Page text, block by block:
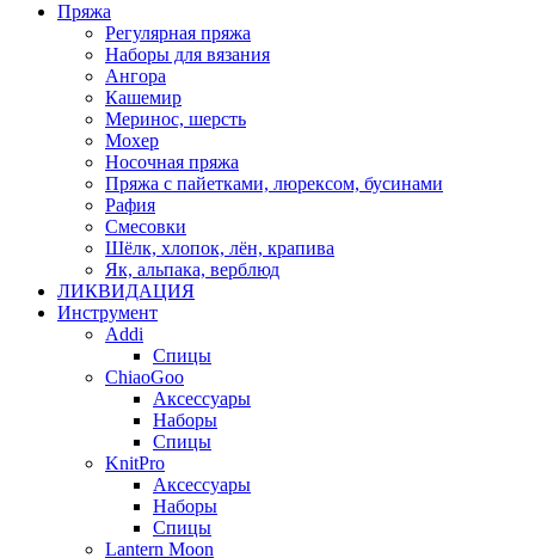
Пряжа
Регулярная пряжа
Наборы для вязания
Ангора
Кашемир
Меринос, шерсть
Мохер
Носочная пряжа
Пряжа с пайетками, люрексом, бусинами
Рафия
Смесовки
Шёлк, хлопок, лён, крапива
Як, альпака, верблюд
ЛИКВИДАЦИЯ
Инструмент
Addi
Спицы
ChiaoGoo
Аксессуары
Наборы
Спицы
KnitPro
Аксессуары
Наборы
Спицы
Lantern Moon